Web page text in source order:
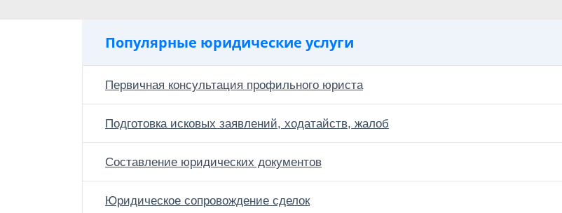
Популярные юридические услуги
Первичная консультация профильного юриста
Подготовка исковых заявлений, ходатайств, жалоб
Составление юридических документов
Юридическое сопровождение сделок